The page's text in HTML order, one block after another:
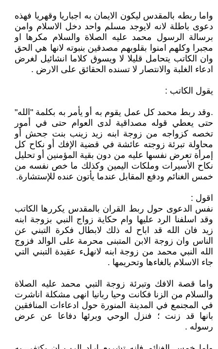
واما ربطه بالمقدس ليكون الايمان به اجباريا وقهريا فهذه
دعوى باطلة لانه لايوجد مسلم واحد دخل الاسلام وامن
برسالة الرسول محمد عليه الصلاة والسلام مكرها او
مجبرا وكلهم امنوا بقلوبهم مصدقين بنبوته لانها هي الحق
وان الكاتب يتحامل قليلا لا ويسوق كلاما انشائيل لغرض
ادعاء الغلبة والانتصار لا تسنده الحقائق على الارض .
يقول الكاتب :
.وقد ربط محمد كل عمل يقوم به أو يأمر به بكلمة "الله"
حتى يعطي قوله مصداقية لدى العوام حتى في أمور
تخصه كزواجه من زوجة ابنه زيد زينب بنت جحش أو
محاولة تبرئة زوجته عائشة في قضية الإفك أو نكاح كل
إمرأة تعرض نفسها عليه من دون بقية المؤمنين أو تحليل
نكاح الأسيرات وملكات اليمين وكذلك ما خص نفسه من
خمس الغنائم ودفع المقابل عندما يأتون عنده للإستشارة.
اقول :
نفس الدعوى حول ربط القران بالمقدس يكررها الكاتب
وقد اسلفنا الرد عليها وام حكاية زواج النبي بزوجة ابنه
زيد فان الله قد اباح له ذلك لابطال فكرة التبني عن
الناس وان زوجة الابن المتبنى محرمة على الوالد فزوج
الله النبي محمد من زوجة ابنه لانهلء عقيدة التبني التي
جاء الاسلام بالغاءها وتحريمها .
واما قصة الافك وتبرئة زوجة التبي محمد عليه الصلاة
والسلام من الزنا فكانت وحيا ربانيا انهى مشكلة اناشرت
في المجنمع في المدينة المنورة حول ادعاءات المنافقين
بانها قد زنت ؛ فنزل الوحي وبرئها دفاعا عن عرض
رسوله .